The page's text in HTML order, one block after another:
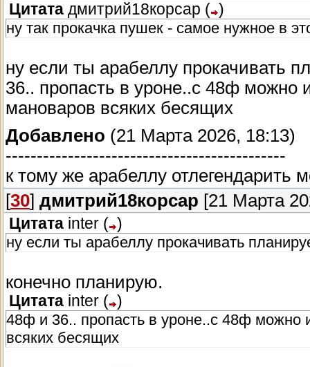
Цитата дмитрий18корсар ( )
ну так прокачка пушек - самое нужное в
ну если ты арабеллу прокачивать
36.. пропасть в уроне..с 48ф можно
мановаров всяких бесящих
Добавлено (21 Марта 2026, 18:13)
---------------------------------------------
к тому же арабеллу отлегендарить
[30] дмитрий18корсар [21 Марта
Цитата inter ( )
ну если ты арабеллу прокачивать
конечно планирую.
Цитата inter ( )
48ф и 36.. пропасть в уроне..с 48ф можно
всяких бесящих